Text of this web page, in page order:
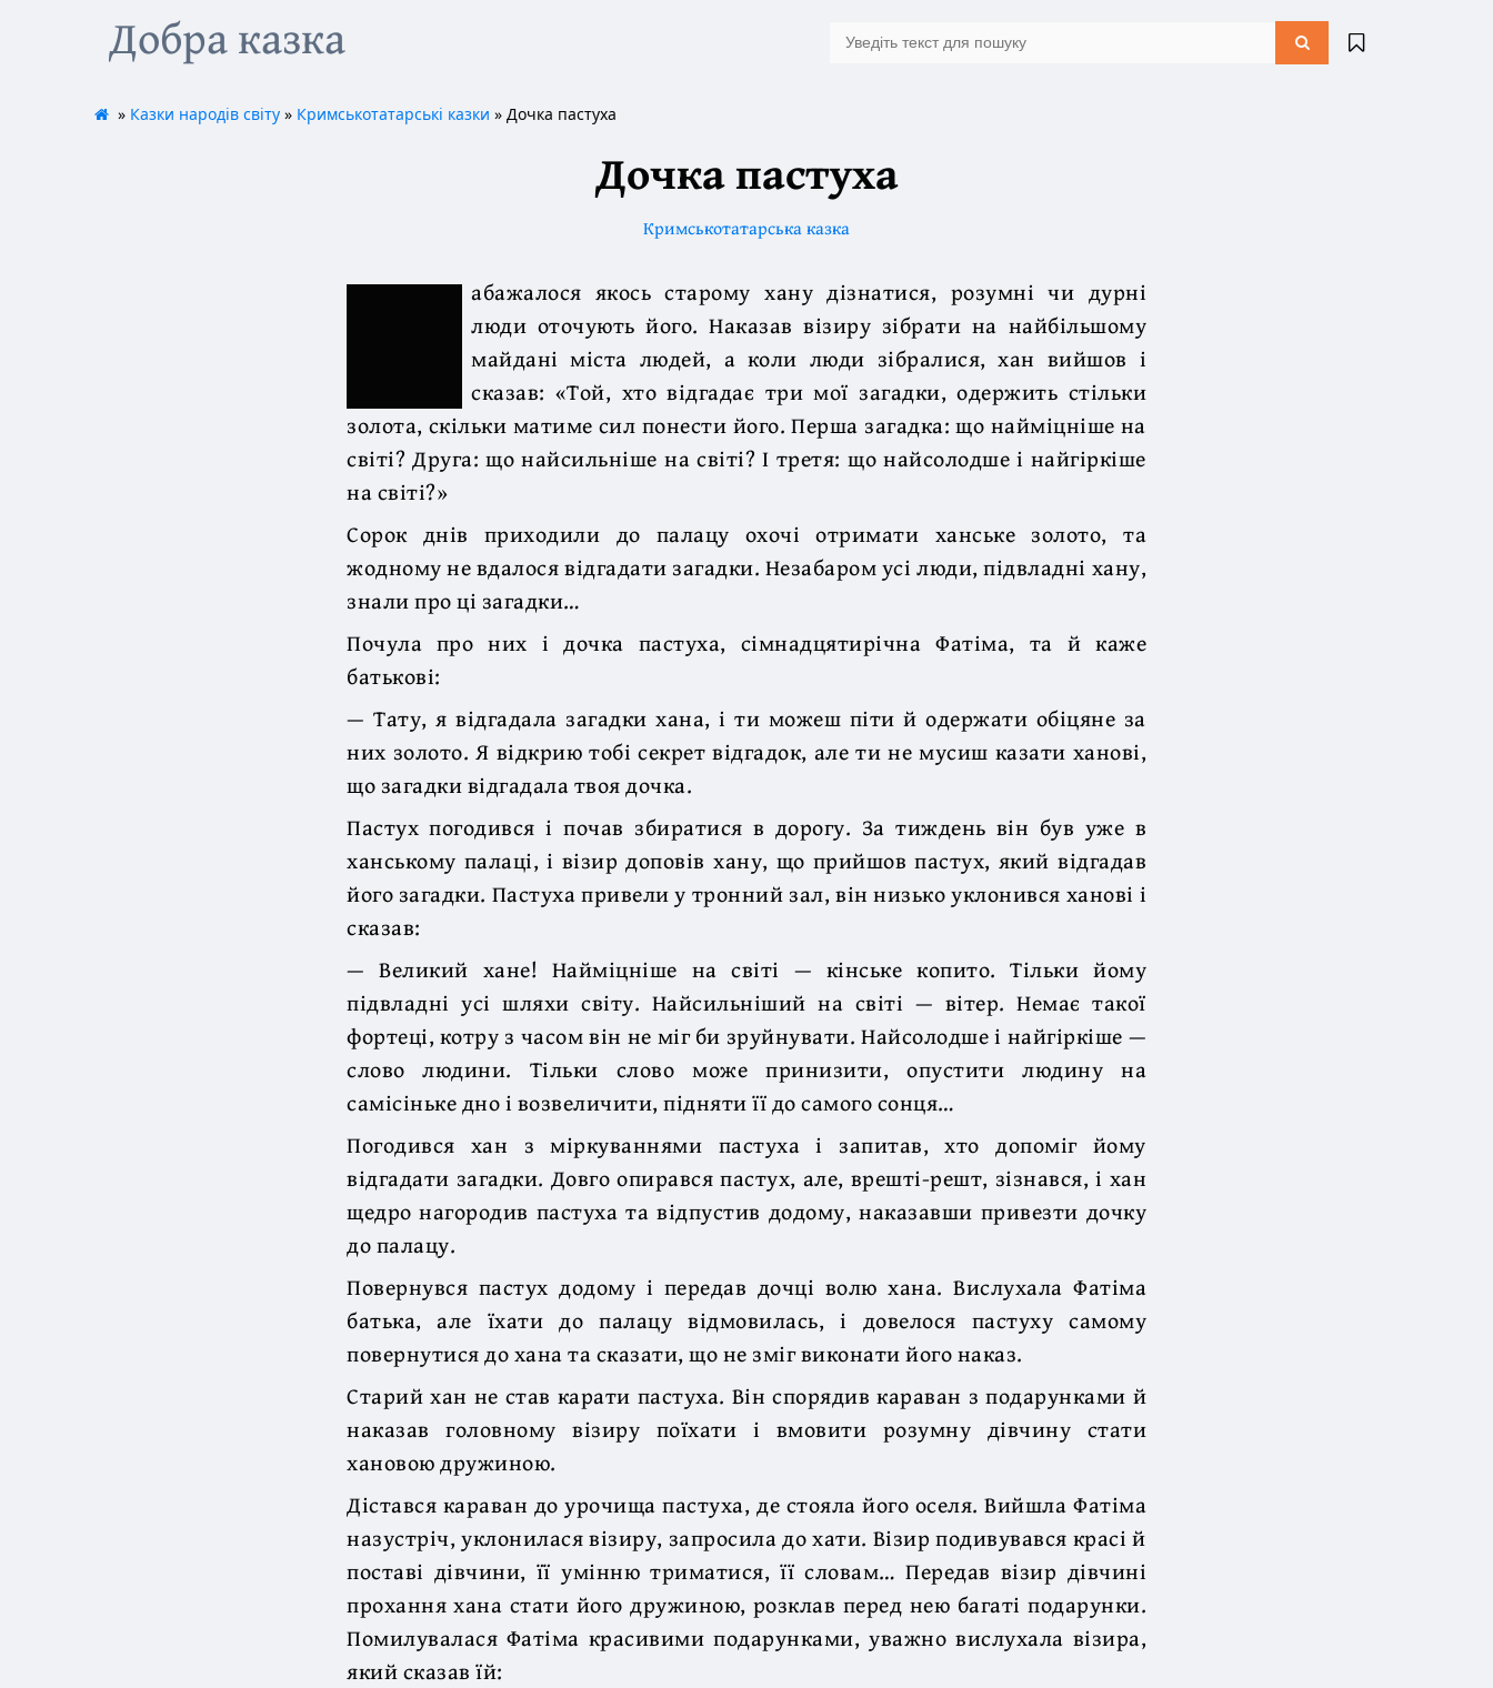
Добра казка
» Казки народів світу» Кримськотатарські казки » Дочка пастуха
Дочка пастуха
Кримськотатарська казка
абажалося якось старому хану дізнатися, розумні чи дурні
люди оточують його. Наказав візиру зібрати на найбільшому
майдані міста людей, а коли люди зібралися, хан вийшов і
сказав: «Той, хто відгадає три мої загадки, одержить стільки
золота, скільки матиме сил понести його. Перша загадка: що найміцніше на
світі? Друга: що найсильніше на світі? І третя: що найсолодше і найгіркіше
на світі?»
Сорок днів приходили до палацу охочі отримати ханське золото, та
жодному не вдалося відгадати загадки. Незабаром усі люди, підвладні хану,
знали про ці загадки…
Почула про них і дочка пастуха, сімнадцятирічна Фатіма, та й каже
батькові:
— Тату, я відгадала загадки хана, і ти можеш піти й одержати обіцяне за
них золото. Я відкрию тобі секрет відгадок, але ти не мусиш казати ханові,
що загадки відгадала твоя дочка.
Пастух погодився і почав збиратися в дорогу. За тиждень він був уже в
ханському палаці, і візир доповів хану, що прийшов пастух, який відгадав
його загадки. Пастуха привели у тронний зал, він низько уклонився ханові і
сказав:
— Великий хане! Найміцніше на світі — кінське копито. Тільки йому
підвладні усі шляхи світу. Найсильніший на світі — вітер. Немає такої
фортеці, котру з часом він не міг би зруйнувати. Найсолодше і найгіркіше —
слово людини. Тільки слово може принизити, опустити людину на
самісіньке дно і возвеличити, підняти її до самого сонця…
Погодився хан з міркуваннями пастуха і запитав, хто допоміг йому
відгадати загадки. Довго опирався пастух, але, врешті-решт, зізнався, і хан
щедро нагородив пастуха та відпустив додому, наказавши привезти дочку
до палацу.
Повернувся пастух додому і передав дочці волю хана. Вислухала Фатіма
батька, але їхати до палацу відмовилась, і довелося пастуху самому
повернутися до хана та сказати, що не зміг виконати його наказ.
Старий хан не став карати пастуха. Він спорядив караван з подарунками й
наказав головному візиру поїхати і вмовити розумну дівчину стати
хановою дружиною.
Дістався караван до урочища пастуха, де стояла його оселя. Вийшла Фатіма
назустріч, уклонилася візиру, запросила до хати. Візир подивувався красі й
поставі дівчини, її умінню триматися, її словам… Передав візир дівчині
прохання хана стати його дружиною, розклав перед нею багаті подарунки.
Помилувалася Фатіма красивими подарунками, уважно вислухала візира,
який сказав їй: